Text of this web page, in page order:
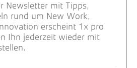
Newsletter mit Tipps,
rund um New Work,
erscheint 1x pro
Ihn jederzeit wieder mit